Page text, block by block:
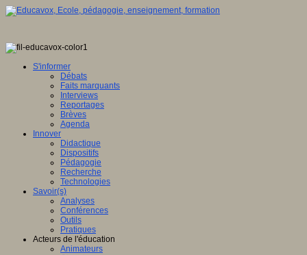
S'informer
Débats
Faits marquants
Interviews
Reportages
Brèves
Agenda
Innover
Didactique
Dispositifs
Pédagogie
Recherche
Technologies
Savoir(s)
Analyses
Conférences
Outils
Pratiques
Acteurs de l'éducation
Animateurs